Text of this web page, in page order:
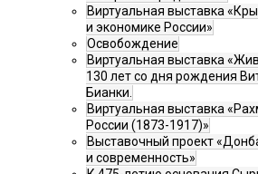
Виртуальная выставка
и экономике России»
Освобождение
Виртуальная выставка
130 лет со дня рождения
Бианки.
Виртуальная выставка
России (1873-1917)»
Выставочный проект
и современность»